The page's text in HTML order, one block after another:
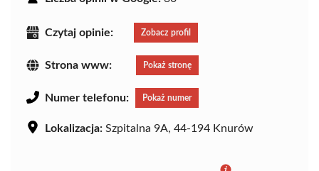
Czytaj opinie: Zobacz profil
Strona www: Pokaż stronę
Numer telefonu: Pokaż numer
Lokalizacja: Szpitalna 9A, 44-194 Knurów